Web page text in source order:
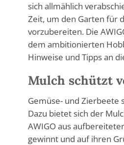
sich allmählich
Zeit, um den Garten für
vorzubereiten. Die
dem ambitionierten
Hinweise und Tipps an
Mulch schützt
Gemüse- und Zierbeete
Dazu bietet sich der
AWIGO aus
gewinnt und auf ihren